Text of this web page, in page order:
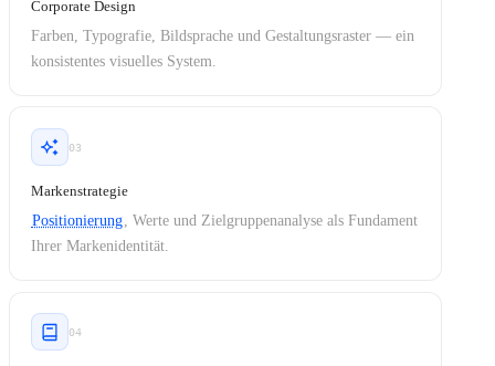
Corporate Design
Farben, Typografie, Bildsprache und Gestaltungsraster — ein
konsistentes visuelles System.
03
Markenstrategie
Positionierung, Werte und Zielgruppenanalyse als Fundament
Ihrer Markenidentität.
04